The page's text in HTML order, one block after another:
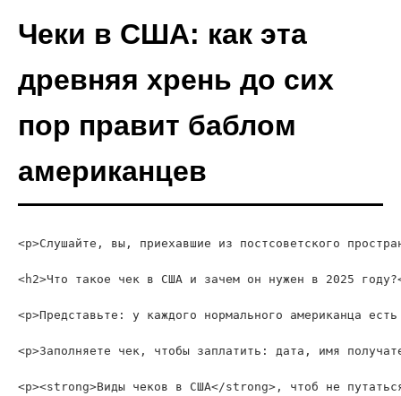
Чеки в США: как эта
древняя хрень до сих
пор правит баблом
американцев
<p>Слушайте, вы, приехавшие из постсоветского
<h2>Что такое чек в США и зачем он нужен в 2025
<p>Представьте: у каждого нормального американца
<p>Заполняете чек, чтобы заплатить: дата, имя
<p><strong>Виды чеков в США</strong>, чтоб не